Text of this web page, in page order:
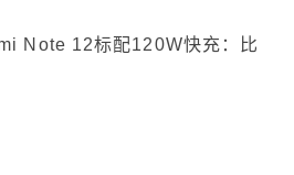
12标配120W快充：比